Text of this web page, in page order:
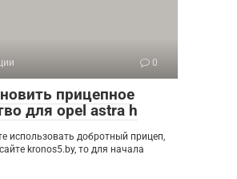
0
прицепное
для opel astra h
использовать добротный прицеп,
kronos5.by, то для начала